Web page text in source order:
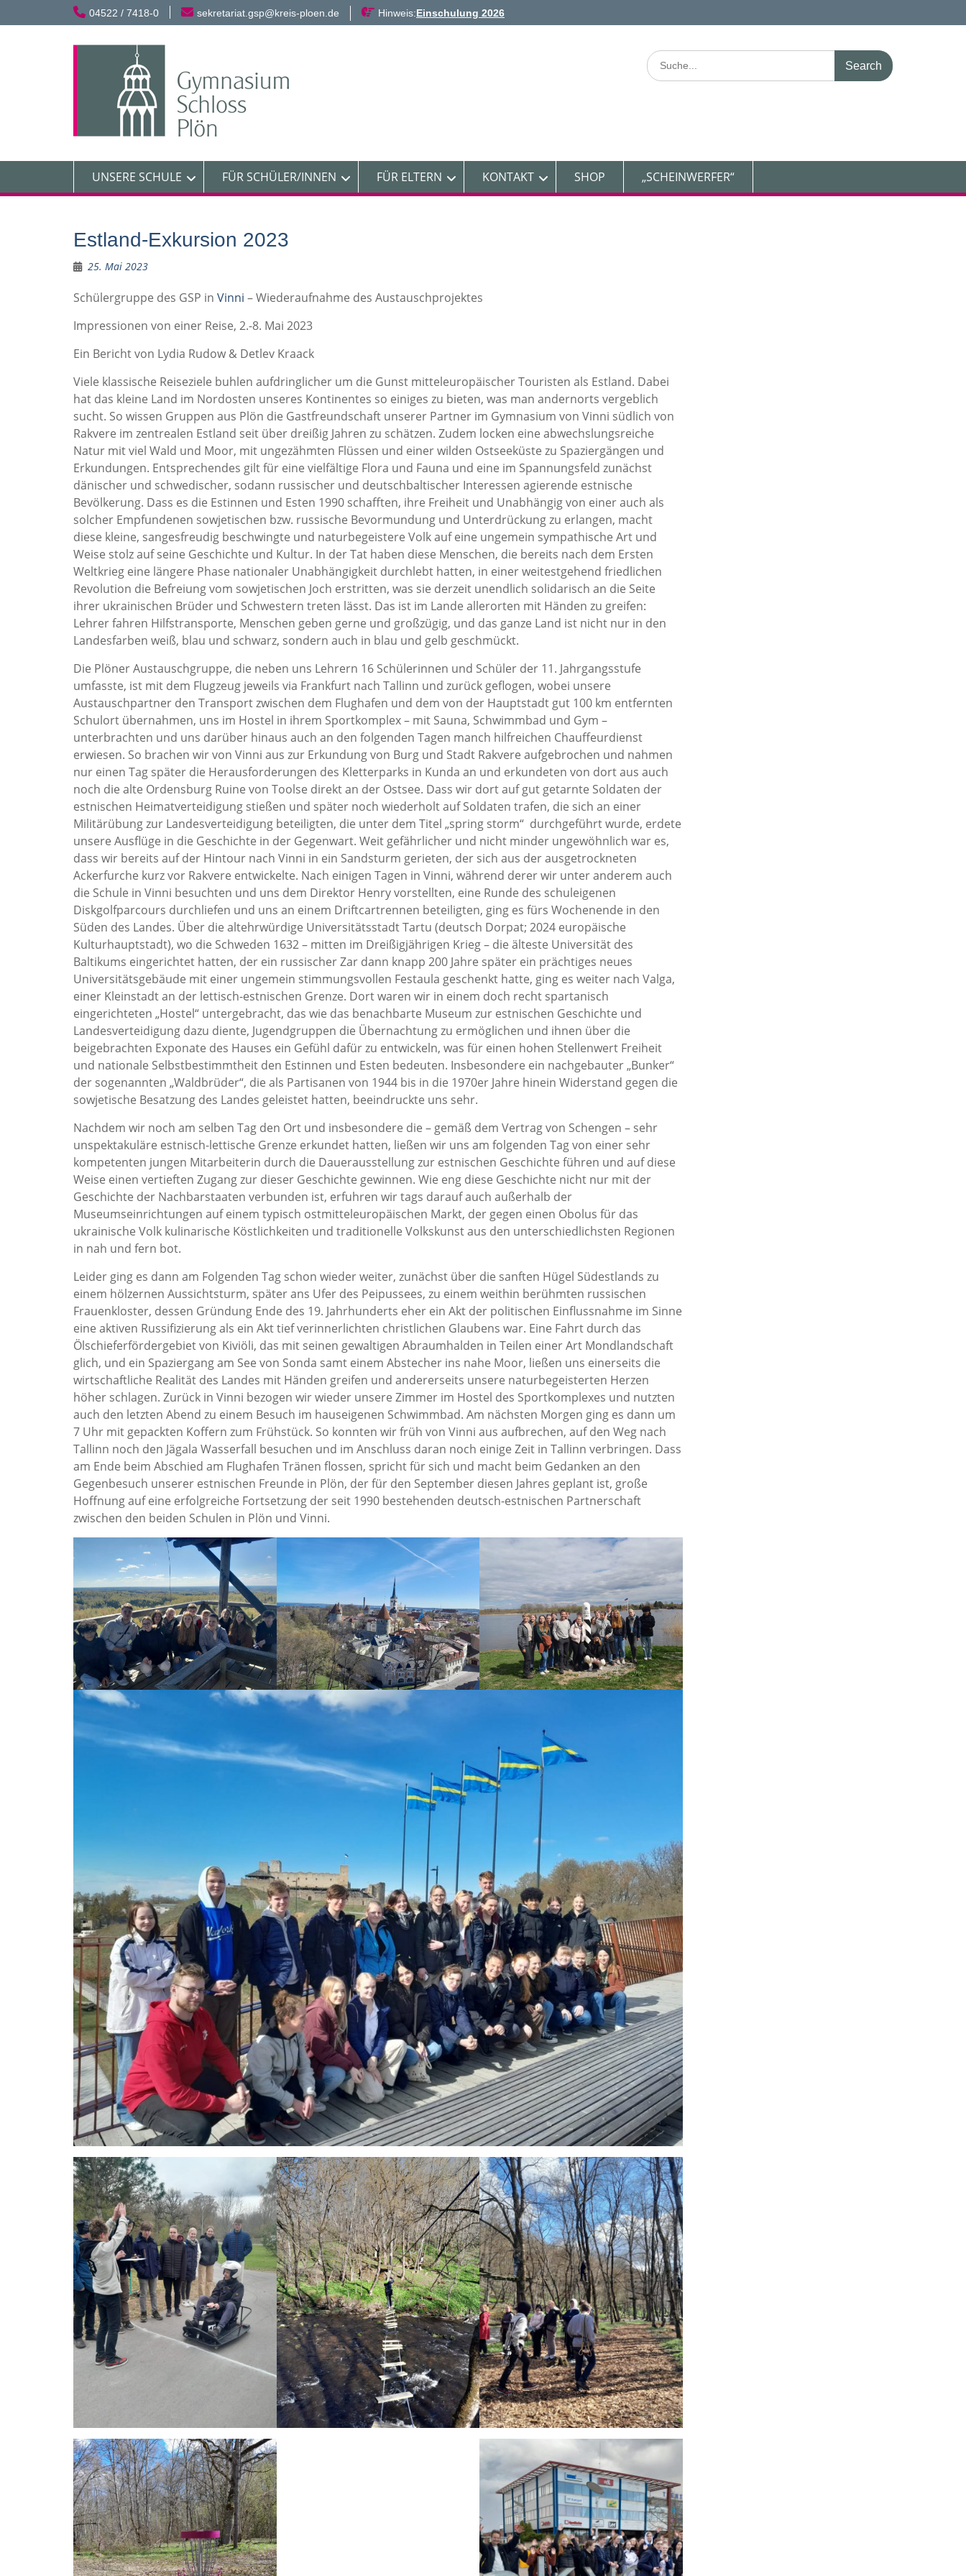
to
04522 / 7418-0 sekretariat.gsp@kreis-ploen.de Hinweis:Einschulung 2026
Search
for:
UNSERE SCHULE FÜR SCHÜLER/INNEN FÜR ELTERN KONTAKT SHOP „SCHEINWERFER“
Estland-Exkursion 2023
25. Mai 2023
Schülergruppe des GSP in Vinni – Wiederaufnahme des Austauschprojektes
Impressionen von einer Reise, 2.-8. Mai 2023
Ein Bericht von Lydia Rudow & Detlev Kraack
Viele klassische Reiseziele buhlen aufdringlicher um die Gunst mitteleuropäischer Touristen als Estland. Dabei
hat das kleine Land im Nordosten unseres Kontinentes so einiges zu bieten, was man andernorts vergeblich
sucht. So wissen Gruppen aus Plön die Gastfreundschaft unserer Partner im Gymnasium von Vinni südlich von
Rakvere im zentrealen Estland seit über dreißig Jahren zu schätzen. Zudem locken eine abwechslungsreiche
Natur mit viel Wald und Moor, mit ungezähmten Flüssen und einer wilden Ostseeküste zu Spaziergängen und
Erkundungen. Entsprechendes gilt für eine vielfältige Flora und Fauna und eine im Spannungsfeld zunächst
dänischer und schwedischer, sodann russischer und deutschbaltischer Interessen agierende estnische
Bevölkerung. Dass es die Estinnen und Esten 1990 schafften, ihre Freiheit und Unabhängig von einer auch als
solcher Empfundenen sowjetischen bzw. russische Bevormundung und Unterdrückung zu erlangen, macht
diese kleine, sangesfreudig beschwingte und naturbegeistere Volk auf eine ungemein sympathische Art und
Weise stolz auf seine Geschichte und Kultur. In der Tat haben diese Menschen, die bereits nach dem Ersten
Weltkrieg eine längere Phase nationaler Unabhängigkeit durchlebt hatten, in einer weitestgehend friedlichen
Revolution die Befreiung vom sowjetischen Joch erstritten, was sie derzeit unendlich solidarisch an die Seite
ihrer ukrainischen Brüder und Schwestern treten lässt. Das ist im Lande allerorten mit Händen zu greifen:
Lehrer fahren Hilfstransporte, Menschen geben gerne und großzügig, und das ganze Land ist nicht nur in den
Landesfarben weiß, blau und schwarz, sondern auch in blau und gelb geschmückt.
Die Plöner Austauschgruppe, die neben uns Lehrern 16 Schülerinnen und Schüler der 11. Jahrgangsstufe
umfasste, ist mit dem Flugzeug jeweils via Frankfurt nach Tallinn und zurück geflogen, wobei unsere
Austauschpartner den Transport zwischen dem Flughafen und dem von der Hauptstadt gut 100 km entfernten
Schulort übernahmen, uns im Hostel in ihrem Sportkomplex – mit Sauna, Schwimmbad und Gym –
unterbrachten und uns darüber hinaus auch an den folgenden Tagen manch hilfreichen Chauffeurdienst
erwiesen. So brachen wir von Vinni aus zur Erkundung von Burg und Stadt Rakvere aufgebrochen und nahmen
nur einen Tag später die Herausforderungen des Kletterparks in Kunda an und erkundeten von dort aus auch
noch die alte Ordensburg Ruine von Toolse direkt an der Ostsee. Dass wir dort auf gut getarnte Soldaten der
estnischen Heimatverteidigung stießen und später noch wiederholt auf Soldaten trafen, die sich an einer
Militärübung zur Landesverteidigung beteiligten, die unter dem Titel „spring storm“ durchgeführt wurde, erdete
unsere Ausflüge in die Geschichte in der Gegenwart. Weit gefährlicher und nicht minder ungewöhnlich war es,
dass wir bereits auf der Hintour nach Vinni in ein Sandsturm gerieten, der sich aus der ausgetrockneten
Ackerfurche kurz vor Rakvere entwickelte. Nach einigen Tagen in Vinni, während derer wir unter anderem auch
die Schule in Vinni besuchten und uns dem Direktor Henry vorstellten, eine Runde des schuleigenen
Diskgolfparcours durchliefen und uns an einem Driftcartrennen beteiligten, ging es fürs Wochenende in den
Süden des Landes. Über die altehrwürdige Universitätsstadt Tartu (deutsch Dorpat; 2024 europäische
Kulturhauptstadt), wo die Schweden 1632 – mitten im Dreißigjährigen Krieg – die älteste Universität des
Baltikums eingerichtet hatten, der ein russischer Zar dann knapp 200 Jahre später ein prächtiges neues
Universitätsgebäude mit einer ungemein stimmungsvollen Festaula geschenkt hatte, ging es weiter nach Valga,
einer Kleinstadt an der lettisch-estnischen Grenze. Dort waren wir in einem doch recht spartanisch
eingerichteten „Hostel“ untergebracht, das wie das benachbarte Museum zur estnischen Geschichte und
Landesverteidigung dazu diente, Jugendgruppen die Übernachtung zu ermöglichen und ihnen über die
beigebrachten Exponate des Hauses ein Gefühl dafür zu entwickeln, was für einen hohen Stellenwert Freiheit
und nationale Selbstbestimmtheit den Estinnen und Esten bedeuten. Insbesondere ein nachgebauter „Bunker“
der sogenannten „Waldbrüder“, die als Partisanen von 1944 bis in die 1970er Jahre hinein Widerstand gegen die
sowjetische Besatzung des Landes geleistet hatten, beeindruckte uns sehr.
Nachdem wir noch am selben Tag den Ort und insbesondere die – gemäß dem Vertrag von Schengen – sehr
unspektakuläre estnisch-lettische Grenze erkundet hatten, ließen wir uns am folgenden Tag von einer sehr
kompetenten jungen Mitarbeiterin durch die Dauerausstellung zur estnischen Geschichte führen und auf diese
Weise einen vertieften Zugang zur dieser Geschichte gewinnen. Wie eng diese Geschichte nicht nur mit der
Geschichte der Nachbarstaaten verbunden ist, erfuhren wir tags darauf auch außerhalb der
Museumseinrichtungen auf einem typisch ostmitteleuropäischen Markt, der gegen einen Obolus für das
ukrainische Volk kulinarische Köstlichkeiten und traditionelle Volkskunst aus den unterschiedlichsten Regionen
in nah und fern bot.
Leider ging es dann am Folgenden Tag schon wieder weiter, zunächst über die sanften Hügel Südestlands zu
einem hölzernen Aussichtsturm, später ans Ufer des Peipussees, zu einem weithin berühmten russischen
Frauenkloster, dessen Gründung Ende des 19. Jahrhunderts eher ein Akt der politischen Einflussnahme im Sinne
eine aktiven Russifizierung als ein Akt tief verinnerlichten christlichen Glaubens war. Eine Fahrt durch das
Ölschieferfördergebiet von Kiviöli, das mit seinen gewaltigen Abraumhalden in Teilen einer Art Mondlandschaft
glich, und ein Spaziergang am See von Sonda samt einem Abstecher ins nahe Moor, ließen uns einerseits die
wirtschaftliche Realität des Landes mit Händen greifen und andererseits unsere naturbegeisterten Herzen
höher schlagen. Zurück in Vinni bezogen wir wieder unsere Zimmer im Hostel des Sportkomplexes und nutzten
auch den letzten Abend zu einem Besuch im hauseigenen Schwimmbad. Am nächsten Morgen ging es dann um
7 Uhr mit gepackten Koffern zum Frühstück. So konnten wir früh von Vinni aus aufbrechen, auf den Weg nach
Tallinn noch den Jägala Wasserfall besuchen und im Anschluss daran noch einige Zeit in Tallinn verbringen. Dass
am Ende beim Abschied am Flughafen Tränen flossen, spricht für sich und macht beim Gedanken an den
Gegenbesuch unserer estnischen Freunde in Plön, der für den September diesen Jahres geplant ist, große
Hoffnung auf eine erfolgreiche Fortsetzung der seit 1990 bestehenden deutsch-estnischen Partnerschaft
zwischen den beiden Schulen in Plön und Vinni.